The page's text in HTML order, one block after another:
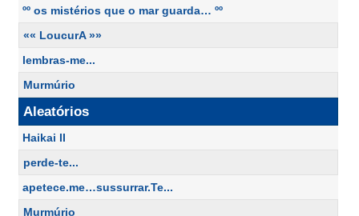
ºº os mistérios que o mar guarda… ºº
«« LoucurA »»
lembras-me...
Murmúrio
Aleatórios
Haikai II
perde-te...
apetece.me…sussurrar.Te...
Murmúrio